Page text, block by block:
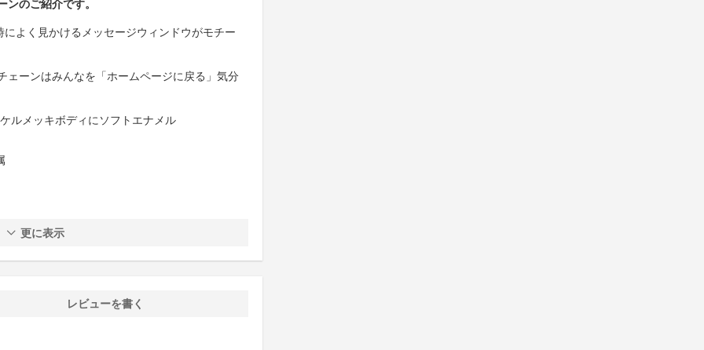
のご紹介です。
よく見かけるメッセージウィンドウがモチー
ェーンはみんなを「ホームページに戻る」気分
ルメッキボディにソフトエナメル
更に表示
レビューを書く